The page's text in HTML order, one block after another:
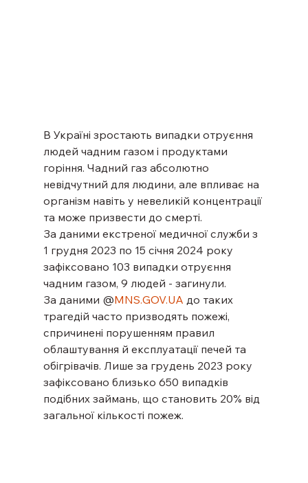
В Україні зростають випадки отруєння
людей чадним газом і продуктами
горіння. Чадний газ абсолютно
невідчутний для людини, але впливає на
організм навіть у невеликій концентрації
та може призвести до смерті.
За даними екстреної медичної служби з
1 грудня 2023 по 15 січня 2024 року
зафіксовано 103 випадки отруєння
чадним газом, 9 людей - загинули.
За даними @MNS.GOV.UA до таких
трагедій часто призводять пожежі,
спричинені порушенням правил
облаштування й експлуатації печей та
обігрівачів. Лише за грудень 2023 року
зафіксовано близько 650 випадків
подібних займань, що становить 20% від
загальної кількості пожеж.